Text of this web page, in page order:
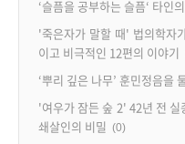
‘슬픔을 공부하는 슬픔‘ 타인
'죽은자가 말할 때' 법의학자
이고 비극적인 12편의 이야기
‘뿌리 깊은 나무’ 훈민정음을
'여우가 잠든 숲 2' 42년 전 실
쇄살인의 비밀 (0)